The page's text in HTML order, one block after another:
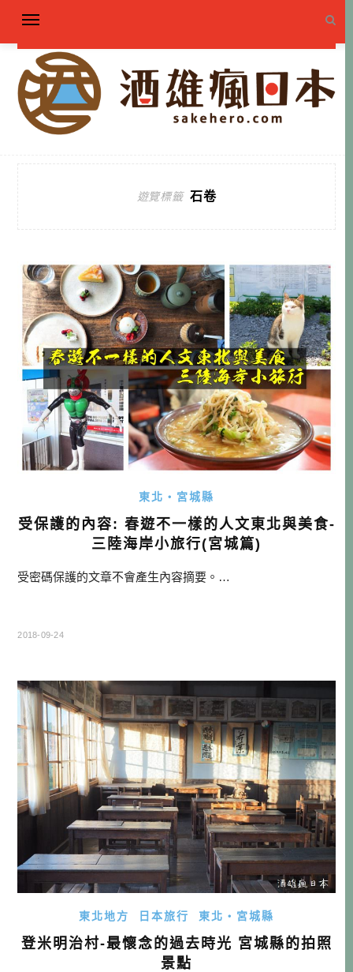
遊覽標籤 石卷
東北・宮城縣
受保護的內容: 春遊不一樣的人文東北與美食-
三陸海岸小旅行(宮城篇)
受密碼保護的文章不會產生內容摘要。…
2018-09-24
東北地方 日本旅行 東北・宮城縣
登米明治村-最懷念的過去時光 宮城縣的拍照
景點